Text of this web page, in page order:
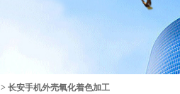
> 长安手机外壳氧化着色加工